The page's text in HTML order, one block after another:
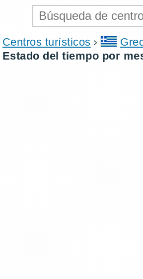
Centros turísticos
Estado del tiempo por